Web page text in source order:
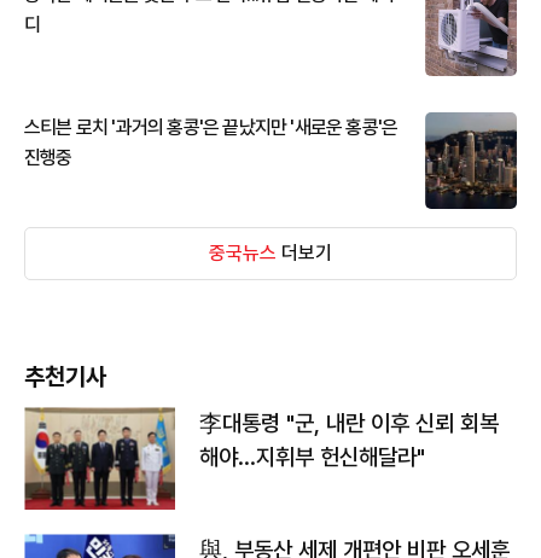
디
스티븐 로치 '과거의 홍콩'은 끝났지만 '새로운 홍콩'은
진행중
중국뉴스 더보기
추천기사
李대통령 "군, 내란 이후 신뢰 회복
해야…지휘부 헌신해달라"
與, 부동산 세제 개편안 비판 오세훈